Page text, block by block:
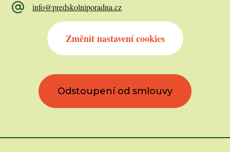
info@predskolniporadna.cz
Změnit nastavení cookies
Odstoupení od smlouvy